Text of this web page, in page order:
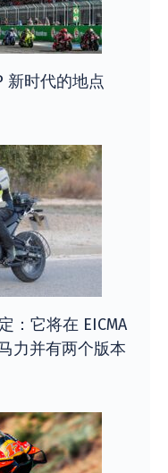
新时代的地点
：它将在 EICMA
力并有两个版本